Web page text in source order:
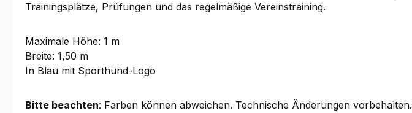
Trainingsplätze, Prüfungen und das regelmäßige Vereinstraining.
Maximale Höhe: 1 m
Breite: 1,50 m
In Blau mit Sporthund-Logo
Bitte beachten: Farben können abweichen. Technische Änderungen vorbehalten.